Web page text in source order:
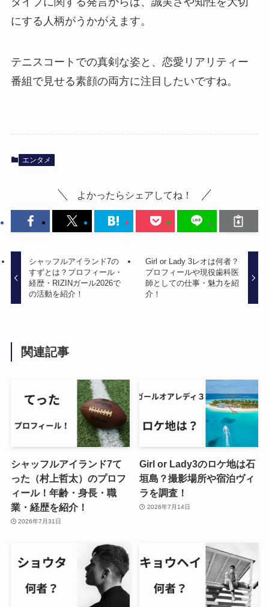
にする人柄がうかがえます。
テニスコートでの真剣な姿と、恋愛リアリティー
番組で見せる素顔の両方に注目したいですね。
エンタメ
よかったらシェアしてね！
シャッフルアイランド7の
すずとは？プロフィール・
経歴・RIZINガール2026で
の活動を紹介！
Girl or Lady 3レオは何者？
プロフィールや現役歯科医
師としての仕事・魅力を紹
介！
関連記事
シャッフルアイランド7て
った（村上哲太）のプロフ
ィール！年齢・身長・職
業・経歴を紹介！
2026年7月31日
Girl or Lady3のロケ地は石
垣島？撮影場所や宿泊ヴィ
ラを調査！
2026年7月14日